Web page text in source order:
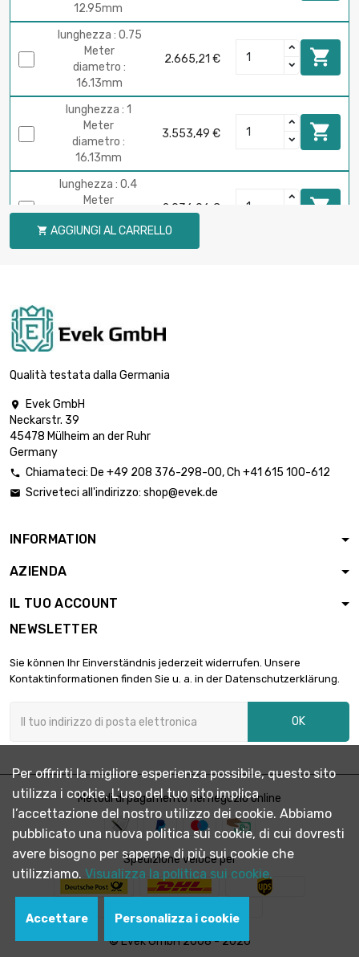
12.95mm
lunghezza : 0.75
Meter
diametro :
16.13mm
2.665,21 € 
lunghezza : 1
Meter
diametro :
16.13mm
3.553,49 € 
lunghezza : 0.4
Meter
diametro :
19.3mm
2.036,06 € 
lunghezza : 0.75
diametro : 19.3mm
lunghezza : 0.3
diametro :
Meter
25.65mm
lunghezza : 0.2
diametro : 32mm
lunghezza : 0.2
diametro :
34.93mm
3.332,31 €
Meter
lunghezza : 0.1
Meter
diametro :
38.35mm
2.009,46 €
lunghezza : 0.1
Meter
diametro :
2.355,82 €
Meter
 AGGIUNGI AL CARRELLO
Qualità testata dalla Germania

Evek GmbH
Neckarstr. 39
45478 Mülheim an der Ruhr
Germany
 Chiamateci: De +49 208 376-298-00, Ch +41 615 100-612
 Scriveteci all'indirizzo: shop@evek.de
INFORMATION
AZIENDA
IL TUO ACCOUNT
NEWSLETTER
Sie können Ihr Einverständnis jederzeit widerrufen. Unsere
Kontaktinformationen finden Sie u. a. in der Datenschutzerklärung.
OK
Metodi di pagamento nel negozio online
Spedizione veloce per
© Evek GmbH 2008 - 2026
Per offrirti la migliore esperienza possibile, questo sito
utilizza i cookie. L’uso del tuo sito implica
l’accettazione del nostro utilizzo dei cookie. Abbiamo
pubblicato una nuova politica sui cookie, di cui dovresti
avere bisogno per saperne di più sui cookie che
utilizziamo. Visualizza la politica sui cookie.
Accettare Personalizza i cookie